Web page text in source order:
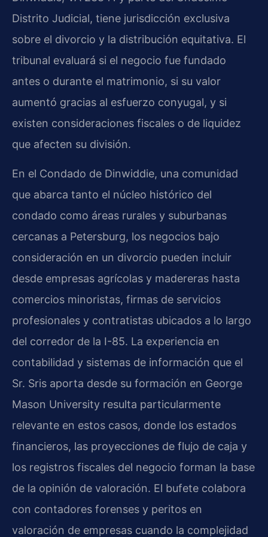
Distrito Judicial, tiene jurisdicción exclusiva
sobre el divorcio y la distribución equitativa. El
tribunal evaluará si el negocio fue fundado
antes o durante el matrimonio, si su valor
aumentó gracias al esfuerzo conyugal, y si
existen consideraciones fiscales o de liquidez
que afecten su división.
En el Condado de Dinwiddie, una comunidad
que abarca tanto el núcleo histórico del
condado como áreas rurales y suburbanas
cercanas a Petersburg, los negocios bajo
consideración en un divorcio pueden incluir
desde empresas agrícolas y madereras hasta
comercios minoristas, firmas de servicios
profesionales y contratistas ubicados a lo largo
del corredor de la I-85. La experiencia en
contabilidad y sistemas de información que el
Sr. Sris aporta desde su formación en George
Mason University resulta particularmente
relevante en estos casos, donde los estados
financieros, las proyecciones de flujo de caja y
los registros fiscales del negocio forman la base
de la opinión de valoración. El bufete colabora
con contadores forenses y peritos en
valoración de empresas cuando la complejidad